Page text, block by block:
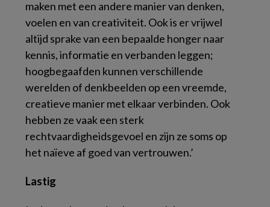
maken met een andere manier van denken,
voelen en van creativiteit. Ook is er vrijwel
altijd sprake van een bepaalde honger naar
kennis, informatie en verbanden leggen;
hoogbegaafden kunnen verschillende
werelden of denkbeelden op een vreemde,
creatieve manier met elkaar verbinden. Ook
hebben ze vaak een sterk
rechtvaardigheidsgevoel en zijn ze soms op
het naïeve af goed van vertrouwen.’
Lastig